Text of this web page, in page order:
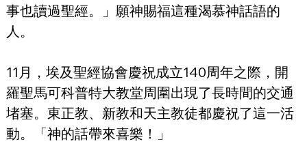
事也讀過聖經。」願神賜福這種渴慕神話語的
人。
11月，埃及聖經協會慶祝成立140周年之際，開
羅聖馬可科普特大教堂周圍出現了長時間的交通
堵塞。東正教、新教和天主教徒都慶祝了這一活
動。「神的話帶來喜樂！」